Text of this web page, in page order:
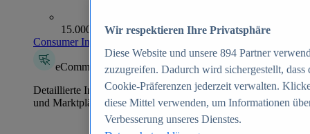
15.000+ Marken
Consumer Insights entdecken
eCommerce Insights
Detaillierte Informationen zu mehr als 39.000 Online-Shops
und Marktplätzen
Wir respektieren Ihre Privatsphäre
Diese Website und unsere 894 Partner
zuzugreifen. Dadurch wird sichergestellt,
Cookie-Präferenzen jederzeit verwalten.
diese Mittel verwenden, um Informationen
Verbesserung unseres Dienstes.